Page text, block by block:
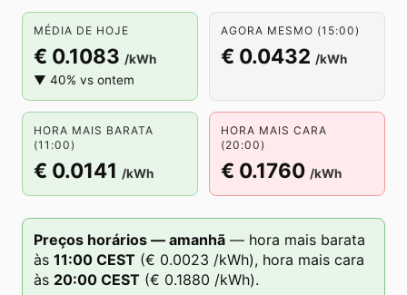
MÉDIA DE HOJE
€ 0.1083 /kWh
▼ 40% vs ontem
AGORA MESMO (15:00)
€ 0.0432 /kWh
HORA MAIS BARATA
(11:00)
€ 0.0141 /kWh
HORA MAIS CARA
(20:00)
€ 0.1760 /kWh
Preços horários — amanhã — hora mais barata
às 11:00 CEST (€ 0.0023 /kWh), hora mais cara
às 20:00 CEST (€ 0.1880 /kWh).